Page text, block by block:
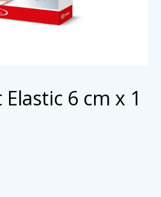
6 cm x 1